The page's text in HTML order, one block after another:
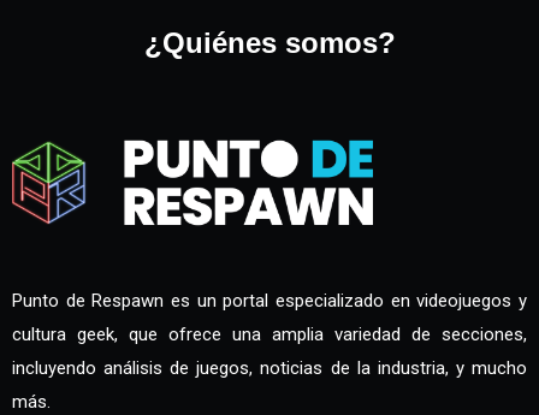
¿Quiénes somos?
Punto de Respawn es un portal especializado en videojuegos y
cultura geek, que ofrece una amplia variedad de secciones,
incluyendo análisis de juegos, noticias de la industria, y mucho
más.